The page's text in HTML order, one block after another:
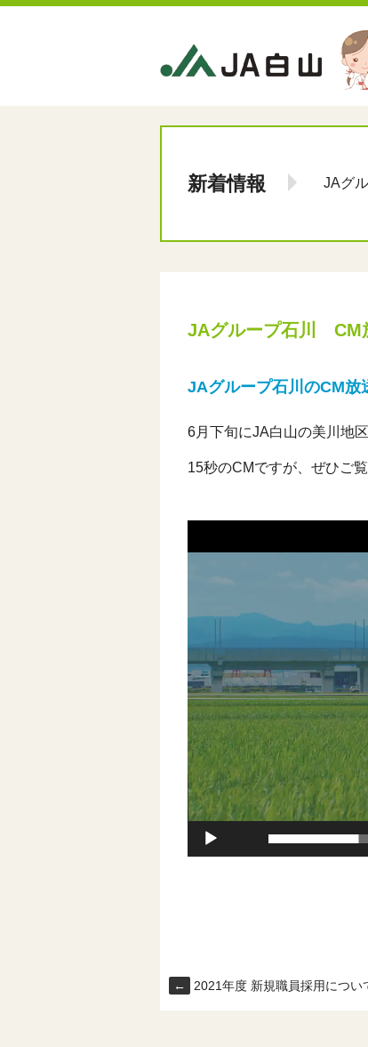
新着情報 JAグ
JAグループ石川 CM
JAグループ石川のCM放
6月下旬にJA白山の美川地
15秒のCMですが、ぜひご覧
画
ヤ
ー
← 2021年度 新規職員採用につい